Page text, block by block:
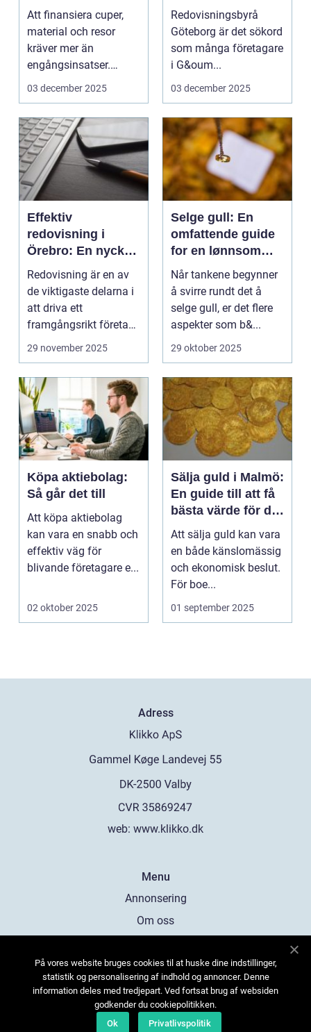
håller i längden
Att finansiera cuper,
material och resor
kräver mer än
engångsinsatser.
Många ...
03 december 2025
för ditt företag
Redovisningsbyrå
Göteborg är det sökord
som många företagare
i G&oum...
03 december 2025
Effektiv
redovisning i
Örebro: En nyckel
till framgång
Redovisning är en av
de viktigaste delarna i
att driva ett
framgångsrikt företag.
I ...
29 november 2025
Selge gull: En
omfattende guide
for en lønnsom
transaksjon
Når tankene begynner
å svirre rundt det å
selge gull, er det flere
aspekter som b&...
29 oktober 2025
Köpa aktiebolag:
Så går det till
Att köpa aktiebolag
kan vara en snabb och
effektiv väg för
blivande företagare e...
02 oktober 2025
Sälja guld i Malmö:
En guide till att få
bästa värde för ditt
guld
Att sälja guld kan vara
en både känslomässig
och ekonomisk beslut.
För boe...
01 september 2025
Adress
web: www.klikko.dk
Menu
Annonsering
Om oss
Kontakta oss
Sitemap
På vores website bruges cookies til at huske dine indstillinger,
statistik og personalisering af indhold og annoncer. Denne
information deles med tredjepart. Ved fortsat brug af websiden
godkender du cookiepolitikken.
Ok
Privatlivspolitik